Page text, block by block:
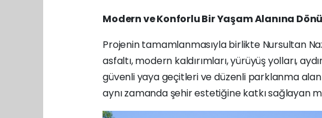
Modern ve Konforlu Bir Yaşam Alanına
Projenin tamamlanmasıyla birlikte Nursultan
asfaltı, modern kaldırımları, yürüyüş yolları,
güvenli yaya geçitleri ve düzenli parklanma
aynı zamanda şehir estetiğine katkı sağlayan